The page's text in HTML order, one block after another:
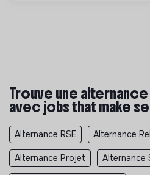
Trouve une
avec jobs that make
Alternance RSE Alternance
Alternance Projet Alternance